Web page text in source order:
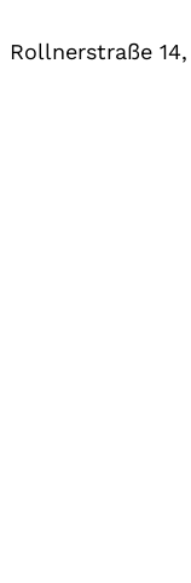
Rollnerstraße